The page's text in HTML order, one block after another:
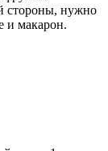
стороны, нужно
и макарон.